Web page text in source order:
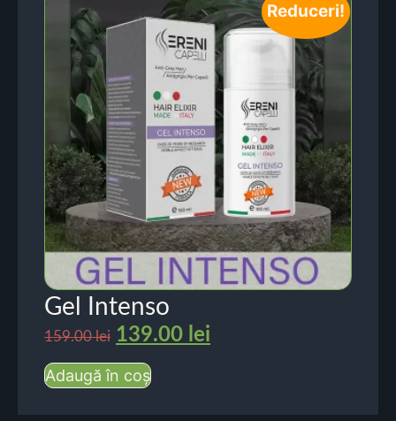
Reduceri!
Gel Intenso
159.00lei 139.00 lei
Adaugă în coș